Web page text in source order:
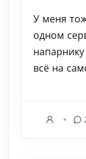
У меня
одном
всё на